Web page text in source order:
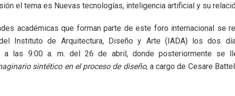
el tema es Nuevas tecnologías, inteligencia artificial y su
académicas que forman parte de este foro internacional se
Instituto de Arquitectura, Diseño y Arte (IADA) los dos
a las 9:00 a. m. del 26 de abril, donde posteriormente se
sintético en el proceso de diseño, a cargo de Cesare